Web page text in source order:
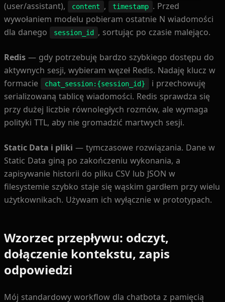
(user/assistant), content , timestamp . Przed
wywołaniem modelu pobieram ostatnie N wiadomości
dla danego
session_id , sortując po czasie malejąco.
Redis — gdy potrzebuję bardzo szybkiego dostępu do
aktywnych sesji, wybieram węzeł Redis. Nadaję klucz w
formacie
chat_session:{session_id}
i przechowuję
serializowaną tablicę wiadomości. Redis sprawdza się
przy dużej liczbie równoległych rozmów, ale wymaga
polityki TTL, aby nie gromadzić martwych sesji.
Static Data i pliki — tymczasowe rozwiązania. Dane w
Static Data giną po zakończeniu wykonania, a
zapisywanie historii do pliku CSV lub JSON w
filesystemie szybko staje się wąskim gardłem przy wielu
użytkownikach. Używam ich wyłącznie w prototypach.
Wzorzec przepływu: odczyt,
dołączenie kontekstu, zapis
odpowiedzi
Mój standardowy workflow dla chatbota z pamięcią